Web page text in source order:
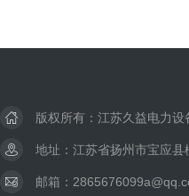
版权所有：江苏久益电力设
地址：江苏省扬州市宝应县
邮箱：